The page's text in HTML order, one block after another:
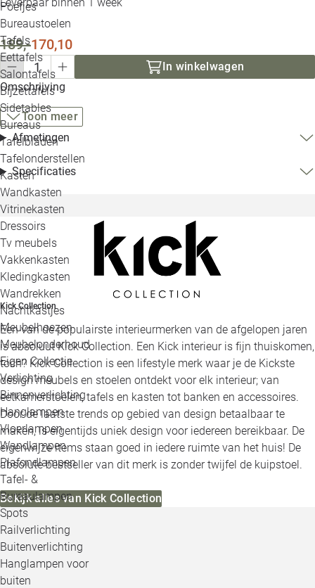
Poefjes
Bureaustoelen
Tafels
Eettafels
Salontafels
Bijzettafels
Sidetables
Bureaus
Tafelbladen
Tafelonderstellen
Kasten
Wandkasten
Vitrinekasten
Dressoirs
Tv meubels
Vakkenkasten
Kledingkasten
Wandrekken
Nachtkastjes
Meubelhoezen
Meubelonderhoud
Eigen Collectie
Verlichting
Binnenverlichting
Hanglampen
Vloerlampen
Wandlampen
Plafondlampen
Tafel- &
Bureaulampen
Spots
Railverlichting
Buitenverlichting
Hanglampen voor
buiten
189,-170,10
In winkelwagen
Omschrijving
Toon meer
Afmetingen
Specificaties
Kick Collection
Een van de populairste interieurmerken van de afgelopen jaren
is absoluut Kick Collection. Een Kick interieur is fijn thuiskomen,
toch? Kick Collection is een lifestyle merk waar je de Kickste
design meubels en stoelen ontdekt voor elk interieur; van
eetkamerstoelen, tafels en kasten tot banken en accessoires.
Door de laatste trends op gebied van design betaalbaar te
maken, is eigentijds uniek design voor iedereen bereikbaar. De
eigenwijze items staan goed in iedere ruimte van het huis! De
absolute bestseller van dit merk is zonder twijfel de kuipstoel.
Bekijk alles van Kick Collection